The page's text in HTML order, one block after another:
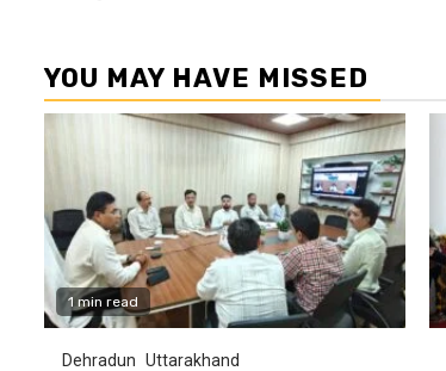
YOU MAY HAVE MISSED
1 min read
Dehradun Uttarakhand